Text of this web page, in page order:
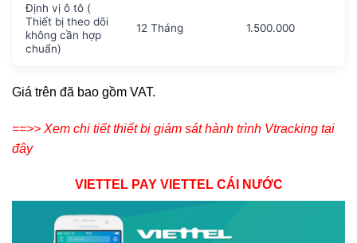
Định vị ô tô (
Thiết bị theo dõi
không cần hợp
chuẩn)
12 Tháng 1.500.000
Giá trên đã bao gồm VAT.
==>> Xem chi tiết thiết bị giám sát hành trình Vtracking tại
đây
VIETTEL PAY VIETTEL CÁI NƯỚC